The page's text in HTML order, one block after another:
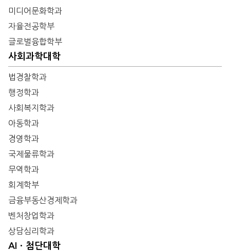
미디어문화학과
자율전공학부
글로벌융합학부
사회과학대학
법경찰학과
행정학과
사회복지학과
아동학과
경영학과
국제물류학과
무역학과
회계학부
금융부동산경제학과
벤처창업학과
상담심리학과
AIㆍ첨단대학